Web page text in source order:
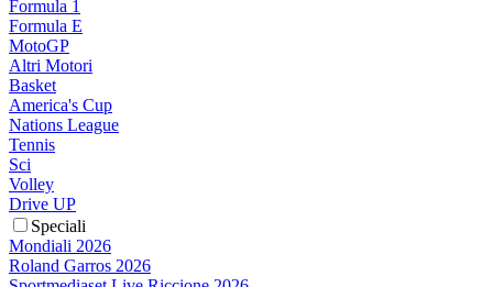
Formula 1
Formula E
MotoGP
Altri Motori
Basket
America's Cup
Nations League
Tennis
Sci
Volley
Drive UP
Speciali
Mondiali 2026
Roland Garros 2026